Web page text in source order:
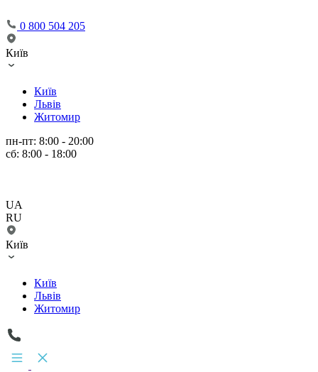
0 800 504 205
Київ
Київ
Львів
Житомир
пн-пт: 8:00 - 20:00
сб: 8:00 - 18:00
UA
RU
Київ
Київ
Львів
Житомир